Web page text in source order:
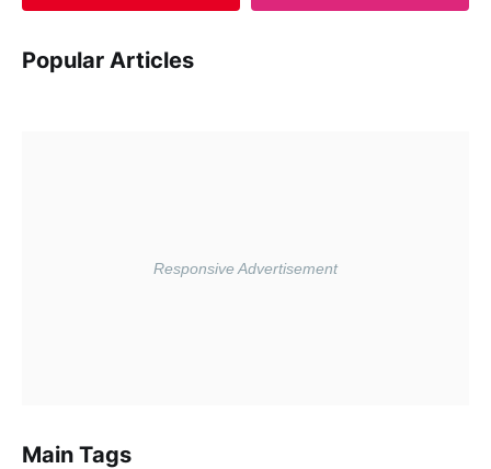
Popular Articles
Main Tags